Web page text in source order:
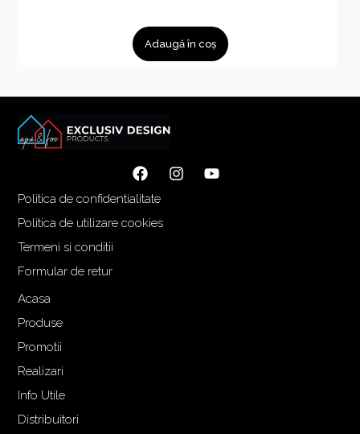
Adaugă în coș
Politica de confidentialitate
Politica de utilizare cookies
Termeni si conditii
Formular de retur
Acasa
Produse
Promotii
Realizari
Info Utile
Distribuitori